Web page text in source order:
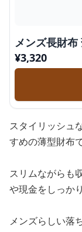
メンズ長財
¥3,320
スタイリッシュ
すめの薄型財布で
スリムながらも
や現金をしっか
メンズらしい落